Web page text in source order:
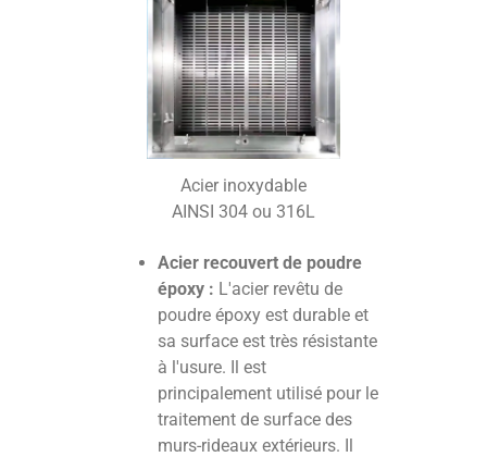
Acier inoxydable
AINSI 304 ou 316L
Acier recouvert de poudre
époxy : L'acier revêtu de
poudre époxy est durable et
sa surface est très résistante
à l'usure. Il est
principalement utilisé pour le
traitement de surface des
murs-rideaux extérieurs. Il